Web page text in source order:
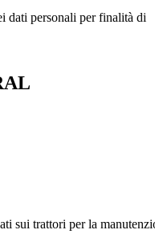
dati personali per finalità di
sui trattori per la